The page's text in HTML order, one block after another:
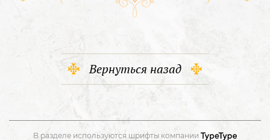
Вернуться назад
В разделе используются шрифты компании